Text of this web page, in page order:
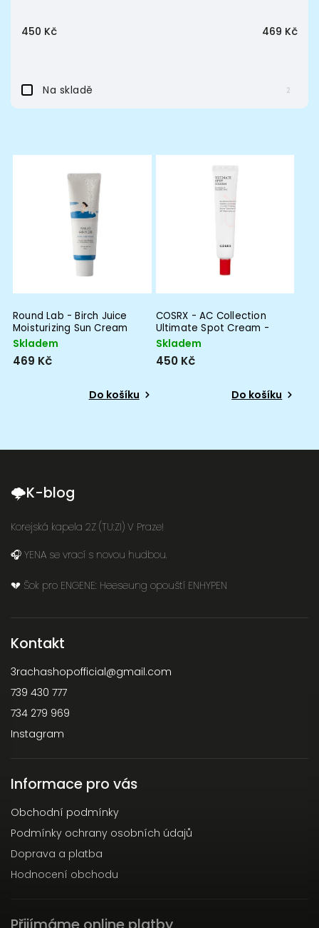
Abecedně
450 Kč 469 Kč
Na skladě 2
Round Lab - Birch Juice
Moisturizing Sun Cream
SPF50+ PA++++ -
Moisturizing SPF Cream - 50
ml
Skladem
469 Kč
Do košíku
COSRX - AC Collection
Ultimate Spot Cream -
Spot Cream for
Inflammation - 30g
Skladem
450 Kč
Do košíku
🌩K-blog
Korejská kapela 2Z (TU:ZI) V Praze!
🎧 YENA se vrací s novou hudbou.
💔 Šok pro ENGENE: Heeseung opouští ENHYPEN
Kontakt
3rachashopofficial@gmail.com
739 430 777
734 279 969
Instagram
Informace pro vás
Obchodní podmínky
Podmínky ochrany osobních údajů
Doprava a platba
Hodnocení obchodu